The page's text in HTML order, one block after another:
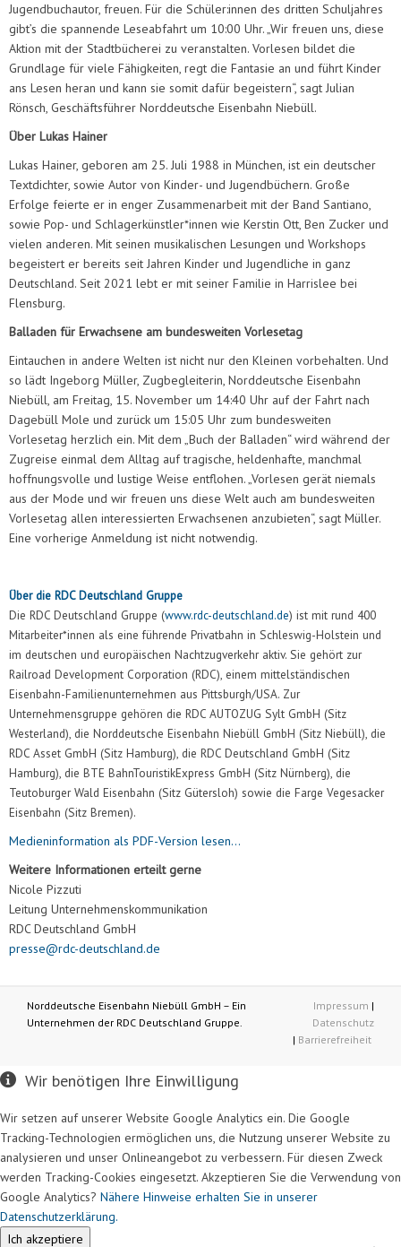
Jugendbuchautor, freuen. Für die Schüler:innen des dritten Schuljahres
gibt’s die spannende Leseabfahrt um 10:00 Uhr. „Wir freuen uns, diese
Aktion mit der Stadtbücherei zu veranstalten. Vorlesen bildet die
Grundlage für viele Fähigkeiten, regt die Fantasie an und führt Kinder
ans Lesen heran und kann sie somit dafür begeistern“, sagt Julian
Rönsch, Geschäftsführer Norddeutsche Eisenbahn Niebüll.
Über Lukas Hainer
Lukas Hainer, geboren am 25. Juli 1988 in München, ist ein deutscher
Textdichter, sowie Autor von Kinder- und Jugendbüchern. Große
Erfolge feierte er in enger Zusammenarbeit mit der Band Santiano,
sowie Pop- und Schlagerkünstler*innen wie Kerstin Ott, Ben Zucker und
vielen anderen. Mit seinen musikalischen Lesungen und Workshops
begeistert er bereits seit Jahren Kinder und Jugendliche in ganz
Deutschland. Seit 2021 lebt er mit seiner Familie in Harrislee bei
Flensburg.
Balladen für Erwachsene am bundesweiten Vorlesetag
Eintauchen in andere Welten ist nicht nur den Kleinen vorbehalten. Und
so lädt Ingeborg Müller, Zugbegleiterin, Norddeutsche Eisenbahn
Niebüll, am Freitag, 15. November um 14:40 Uhr auf der Fahrt nach
Dagebüll Mole und zurück um 15:05 Uhr zum bundesweiten
Vorlesetag herzlich ein. Mit dem „Buch der Balladen“ wird während der
Zugreise einmal dem Alltag auf tragische, heldenhafte, manchmal
hoffnungsvolle und lustige Weise entflohen. „Vorlesen gerät niemals
aus der Mode und wir freuen uns diese Welt auch am bundesweiten
Vorlesetag allen interessierten Erwachsenen anzubieten“, sagt Müller.
Eine vorherige Anmeldung ist nicht notwendig.
Über die RDC Deutschland Gruppe
Die RDC Deutschland Gruppe (www.rdc-deutschland.de) ist mit rund 400
Mitarbeiter*innen als eine führende Privatbahn in Schleswig-Holstein und
im deutschen und europäischen Nachtzugverkehr aktiv. Sie gehört zur
Railroad Development Corporation (RDC), einem mittelständischen
Eisenbahn-Familienunternehmen aus Pittsburgh/USA. Zur
Unternehmensgruppe gehören die RDC AUTOZUG Sylt GmbH (Sitz
Westerland), die Norddeutsche Eisenbahn Niebüll GmbH (Sitz Niebüll), die
RDC Asset GmbH (Sitz Hamburg), die RDC Deutschland GmbH (Sitz
Hamburg), die BTE BahnTouristikExpress GmbH (Sitz Nürnberg), die
Teutoburger Wald Eisenbahn (Sitz Gütersloh) sowie die Farge Vegesacker
Eisenbahn (Sitz Bremen).
Medieninformation als PDF-Version lesen...
Weitere Informationen erteilt gerne
Nicole Pizzuti
Leitung Unternehmenskommunikation
RDC Deutschland GmbH
presse@rdc-deutschland.de
Norddeutsche Eisenbahn Niebüll GmbH – Ein
Unternehmen der RDC Deutschland Gruppe.
Impressum |
Datenschutz
| Barrierefreiheit
Wir benötigen Ihre Einwilligung
Wir setzen auf unserer Website Google Analytics ein. Die Google
Tracking-Technologien ermöglichen uns, die Nutzung unserer Website zu
analysieren und unser Onlineangebot zu verbessern. Für diesen Zweck
werden Tracking-Cookies eingesetzt. Akzeptieren Sie die Verwendung von
Google Analytics? Nähere Hinweise erhalten Sie in unserer
Datenschutzerklärung.